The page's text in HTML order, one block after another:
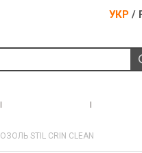
УКР /
STIL CRIN CLEAN